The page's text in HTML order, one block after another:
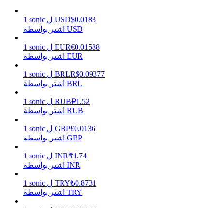
يكسب
خنزير الطاقة
1 sonic ل USD$0.0183
اشتر بواسطة USD
1 sonic ل EUR€0.01588
اشتر بواسطة EUR
1 sonic ل BRLR$0.09377
اشتر بواسطة BRL
1 sonic ل RUB₽1.52
اشتر بواسطة RUB
1 sonic ل GBP£0.0136
اشتر بواسطة GBP
1 sonic ل INR₹1.74
اشتر بواسطة INR
1 sonic ل TRY₺0.8731
اشتر بواسطة TRY